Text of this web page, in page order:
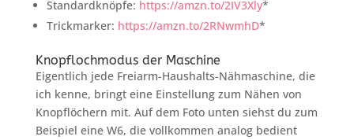
Standardknöpfe: https://amzn.to/2IV3Xly*
Trickmarker: https://amzn.to/2RNwmhD*
Knopflochmodus der Maschine
Eigentlich jede Freiarm-Haushalts-Nähmaschine, die
ich kenne, bringt eine Einstellung zum Nähen von
Knopflöchern mit. Auf dem Foto unten siehst du zum
Beispiel eine W6, die vollkommen analog bedient